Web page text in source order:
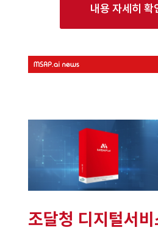
내용 자세히 확
조달청 디지털서